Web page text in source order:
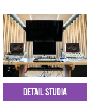
Detail studia